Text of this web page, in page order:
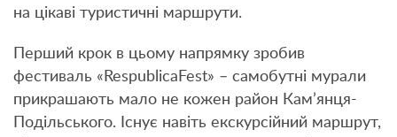
на цікаві туристичні маршрути.
Перший крок в цьому напрямку зробив
фестиваль «RespublicaFest» – самобутні мурали
прикрашають мало не кожен район Кам’янця-
Подільського. Існує навіть екскурсійний маршрут,